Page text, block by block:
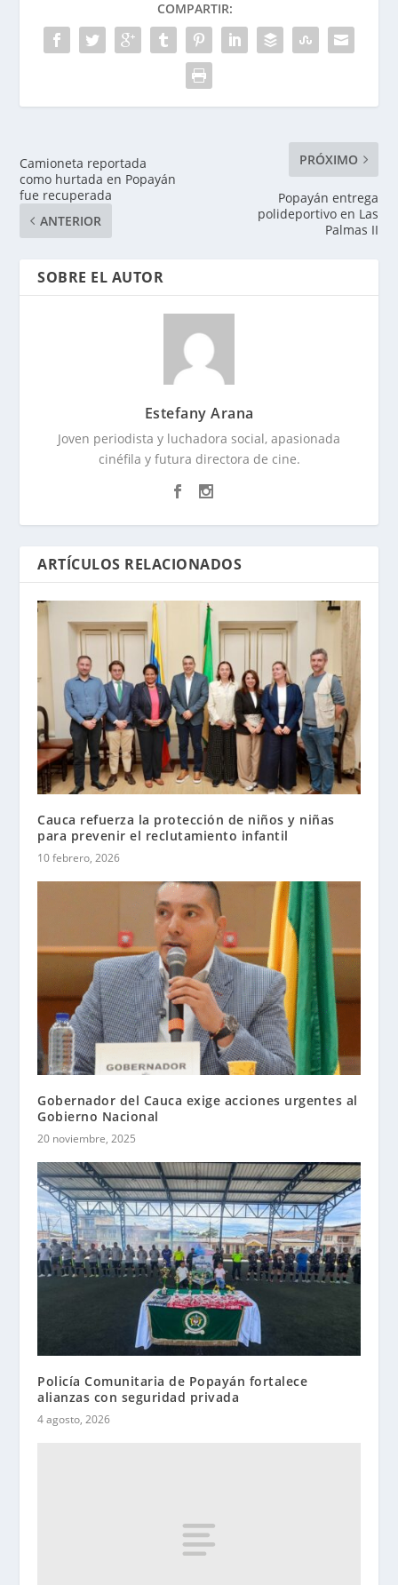
COMPARTIR:
Camioneta reportada
como hurtada en Popayán
fue recuperada
ANTERIOR
PRÓXIMO
Popayán entrega
polideportivo en Las
Palmas II
SOBRE EL AUTOR
Estefany Arana
Joven periodista y luchadora social, apasionada
cinéfila y futura directora de cine.
ARTÍCULOS RELACIONADOS
Cauca refuerza la protección de niños y niñas
para prevenir el reclutamiento infantil
10 febrero, 2026
Gobernador del Cauca exige acciones urgentes al
Gobierno Nacional
20 noviembre, 2025
Policía Comunitaria de Popayán fortalece
alianzas con seguridad privada
4 agosto, 2026